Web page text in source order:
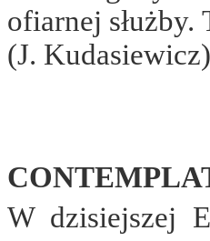
ofiarnej
(J.
W dzisiejszej